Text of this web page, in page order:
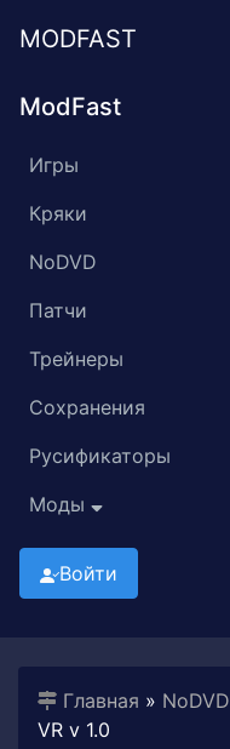
MODFAST
ModFast
Игры
Кряки
NoDVD
Патчи
Трейнеры
Сохранения
Русификаторы
Моды
Войти
Главная » NoDVD
VR v 1.0